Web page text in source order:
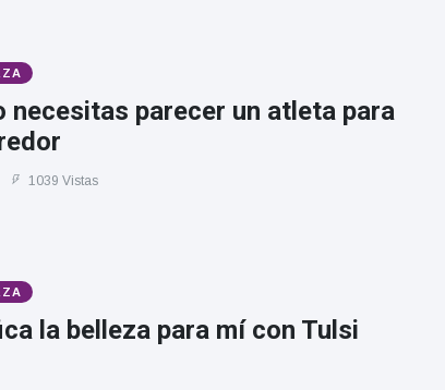
necesitas parecer un atleta para
1039 Vistas
la belleza para mí con Tulsi